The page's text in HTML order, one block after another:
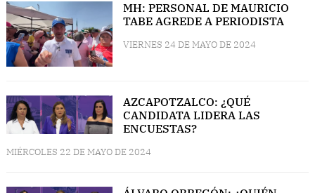
MH: PERSONAL DE MAURICIO
TABE AGREDE A PERIODISTA
VIERNES 24 DE MAYO DE 2024
AZCAPOTZALCO: ¿QUÉ
CANDIDATA LIDERA LAS
ENCUESTAS?
MIÉRCOLES 22 DE MAYO DE 2024